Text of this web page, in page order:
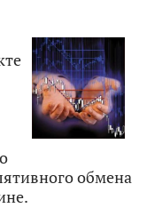
обмена